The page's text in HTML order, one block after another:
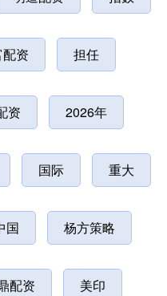
资 担任
资 2026年
国际 重大
国 杨方策略
配资 美印